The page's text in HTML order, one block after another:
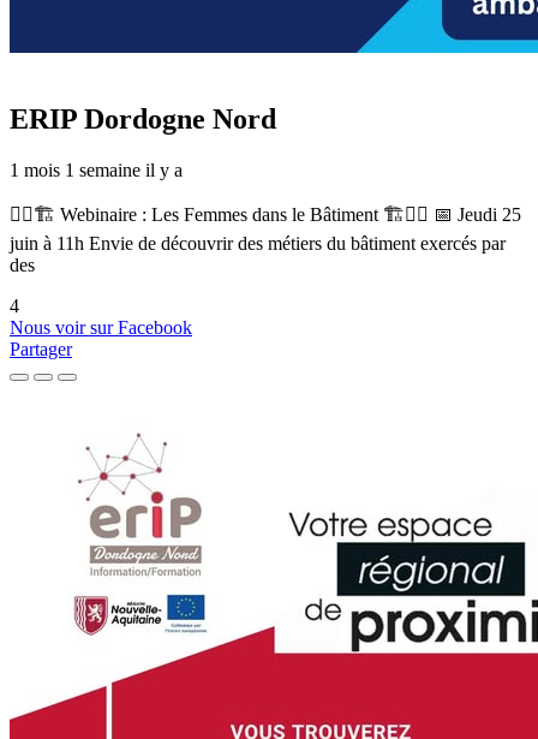
ERIP Dordogne Nord
1 mois 1 semaine il y a
👷‍♀️🏗️ Webinaire : Les Femmes dans le Bâtiment 🏗️👷‍♀️ 📅 Jeudi 25
juin à 11h Envie de découvrir des métiers du bâtiment exercés par
des
4
Nous voir sur Facebook
Partager